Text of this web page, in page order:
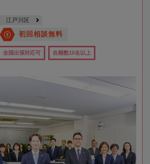
江戸川区
初回相談無料
全国出張対応可 在籍数10名以上